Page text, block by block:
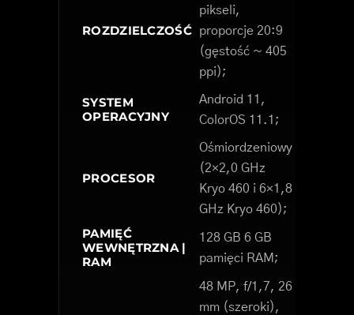
ROZDZIELCZOŚĆ
pikseli,
proporcje 20:9
(gęstość ~ 405
ppi);
SYSTEM
OPERACYJNY
Android 11,
ColorOS 11.1;
PROCESOR
Ośmiordzeniowy
(2×2,0 GHz
Kryo 460 i 6×1,8
GHz Kryo 460);
PAMIĘĆ
WEWNĘTRZNA |
RAM
128 GB 6 GB
pamięci RAM;
48 MP, f/1,7, 26
mm (szeroki),